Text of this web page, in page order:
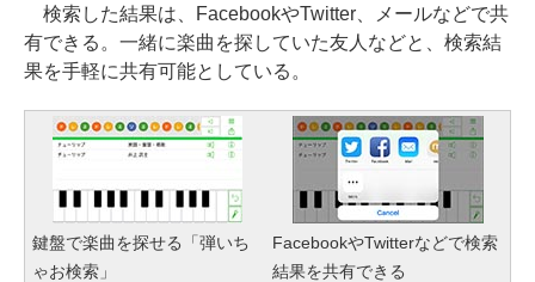
検索した結果は、FacebookやTwitter、メールなどで共
有できる。一緒に楽曲を探していた友人などと、検索結
果を手軽に共有可能としている。
鍵盤で楽曲を探せる「弾いち
ゃお検索」
FacebookやTwitterなどで検索
結果を共有できる